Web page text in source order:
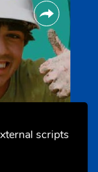
scripts